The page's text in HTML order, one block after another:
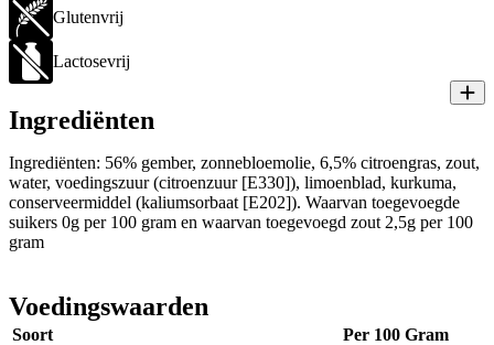
Glutenvrij
Lactosevrij
Ingrediënten
Ingrediënten: 56% gember, zonnebloemolie, 6,5% citroengras, zout,
water, voedingszuur (citroenzuur [E330]), limoenblad, kurkuma,
conserveermiddel (kaliumsorbaat [E202]). Waarvan toegevoegde
suikers 0g per 100 gram en waarvan toegevoegd zout 2,5g per 100
gram
Voedingswaarden
Soort
Per 100 Gram